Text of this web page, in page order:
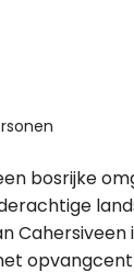
bosrijke